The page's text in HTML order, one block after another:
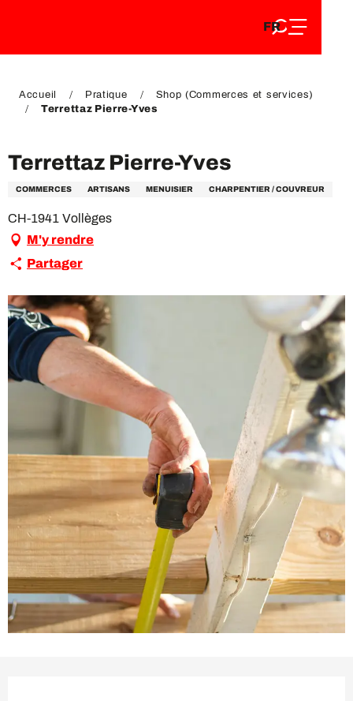
DE
FR
EN
Accueil Pratique
Shop (Commerces et services)
Terrettaz Pierre-Yves
Terrettaz Pierre-Yves
COMMERCES ARTISANS MENUISIER CHARPENTIER / COUVREUR
CH-1941 Vollèges
M'y rendre
Partager